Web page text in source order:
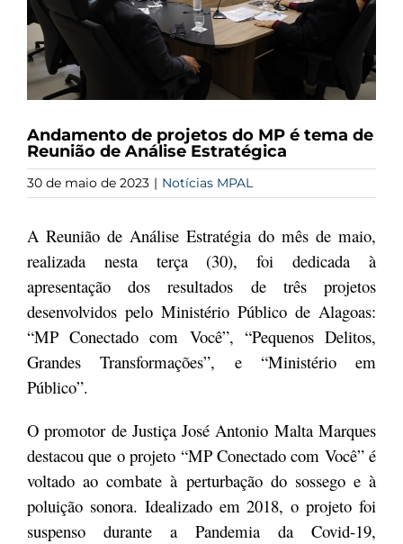
Andamento de projetos do MP é tema de
Reunião de Análise Estratégica
30 de maio de 2023 | Notícias MPAL
A Reunião de Análise Estratégia do mês de maio,
realizada nesta terça (30), foi dedicada à
apresentação dos resultados de três projetos
desenvolvidos pelo Ministério Público de Alagoas:
“MP Conectado com Você”, “Pequenos Delitos,
Grandes Transformações”, e “Ministério em
Público”.
O promotor de Justiça José Antonio Malta Marques
destacou que o projeto “MP Conectado com Você” é
voltado ao combate à perturbação do sossego e à
poluição sonora. Idealizado em 2018, o projeto foi
suspenso durante a Pandemia da Covid-19,